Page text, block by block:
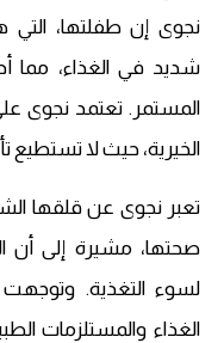
نجوى إن طفلتها،
شديد في الغذاء، مما
المستمر. تعتمد نجوى
الخيرية، حيث لا تستطيع
تعبر نجوى عن قلقها
صحتها، مشيرة إلى أن
لسوء التغذية. وتوجهت
الغذاء والمستلزمات